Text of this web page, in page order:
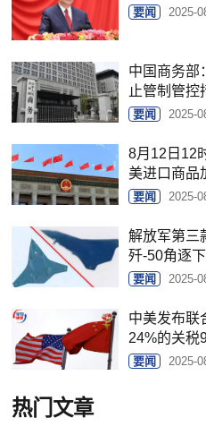
要闻 2025-
中国商务部
止管制管控
要闻 2025-
8月12日12
美进口商品
要闻 2025-
解放军第三
歼-50角逐
要闻 2025-
中美发布联
24%的关税
要闻 2025-
热门文章